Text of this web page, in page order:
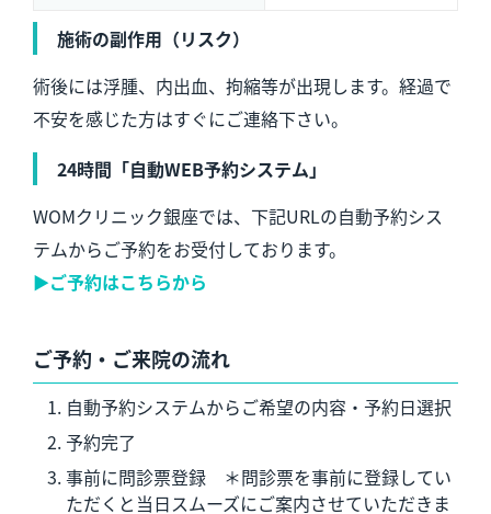
施術の副作用（リスク）
術後には浮腫、内出血、拘縮等が出現します。経過で
不安を感じた方はすぐにご連絡下さい。
24時間「自動WEB予約システム」
WOMクリニック銀座では、下記URLの自動予約シス
テムからご予約をお受付しております。
▶︎ご予約はこちらから
ご予約・ご来院の流れ
自動予約システムからご希望の内容・予約日選択
予約完了
事前に問診票登録 ＊問診票を事前に登録してい
ただくと当日スムーズにご案内させていただきま